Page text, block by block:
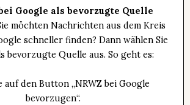
Google als bevorzugte Quelle
möchten Nachrichten aus dem Kreis
schneller finden? Dann wählen Sie
bevorzugte Quelle aus. So geht es:
auf den Button „NRWZ bei Google
bevorzugen“.